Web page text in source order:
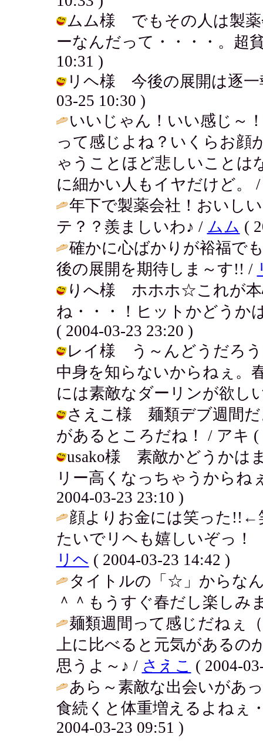
ムム様 でもその人は製薬
ーなんだって・・・・。超
10:31 )
リヘ様 今後の展開は逐一
03-25 10:30 )
いいじゃん！いい感じ～
って感じよね？いくらお顔
ゃうことほど悲しいことは
に細かい人もイヤだけど。
年下で製薬会社！おいし
テ？？羨ましいわ♪ / ムム (
確かに心ばかりが裕福で
後の展開を期待しま～す!! /
りへ様 ホホホ☆これが本
ね・・・！ヒットかどうか
( 2004-03-23 23:20 )
レイ様 う～んどうだろう
中身を知らないからねぇ。
には素敵なダーリンが欲し
さえこ様 麺類デブ週間だ
があるところだね！ / アキ (
usako様 素敵かどうかは
リー高くなっちゃうからね
2004-03-23 23:10 )
顔よりお金には笑った
たいでリヘも嬉しいぞっ
リヘ ( 2004-03-23 14:42 )
タイトルの「☆」からな
＾＾もうすぐ春だし楽しみ
麺類週間って感じだねぇ
上に比べると元気がある
思うよ～♪ / さえこ ( 2004-
あら～素敵な出会いがあ
食続くと体重増えるよねぇ
2004-03-23 09:51 )